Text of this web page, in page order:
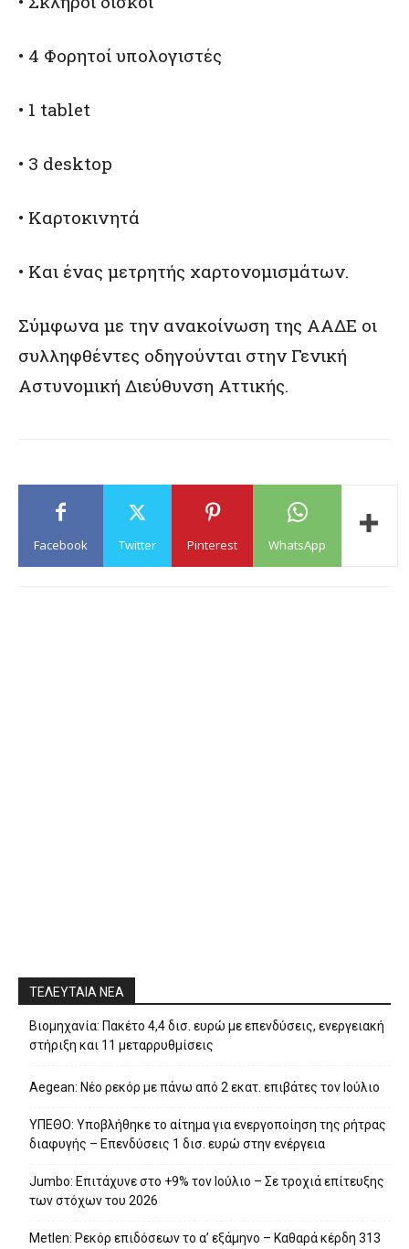
• 4 Φορητοί υπολογιστές
• 1 tablet
• 3 desktop
• Καρτοκινητά
• Και ένας μετρητής χαρτονομισμάτων.
Σύμφωνα με την ανακοίνωση της ΑΑΔΕ οι
συλληφθέντες οδηγούνται στην Γενική
Αστυνομική Διεύθυνση Αττικής.
Facebook Twitter Pinterest WhatsApp
ΤΕΛΕΥΤΑΙΑ ΝΕΑ
Βιομηχανία: Πακέτο 4,4 δισ. ευρώ με επενδύσεις, ενεργειακή
στήριξη και 11 μεταρρυθμίσεις
Aegean: Νέο ρεκόρ με πάνω από 2 εκατ. επιβάτες τον Ιούλιο
ΥΠΕΘΟ: Υποβλήθηκε το αίτημα για ενεργοποίηση της ρήτρας
διαφυγής – Επενδύσεις 1 δισ. ευρώ στην ενέργεια
Jumbo: Επιτάχυνε στο +9% τον Ιούλιο – Σε τροχιά επίτευξης
των στόχων του 2026
Metlen: Ρεκόρ επιδόσεων το α’ εξάμηνο – Kαθαρά κέρδη 313